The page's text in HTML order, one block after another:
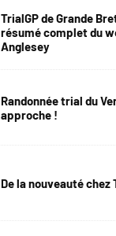
TrialGP de Grande
résumé complet du
Anglesey
Randonnée trial du
approche !
De la nouveauté chez